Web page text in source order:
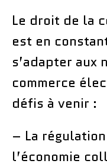
Le droit de la
est en
s’adapter
commerce
défis à venir :
– La
l’économie